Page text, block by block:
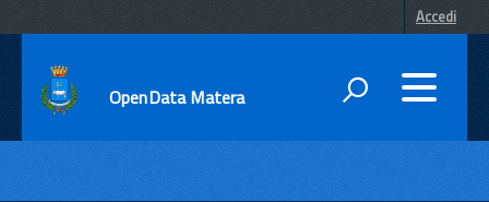
Accedi
OpenData Matera